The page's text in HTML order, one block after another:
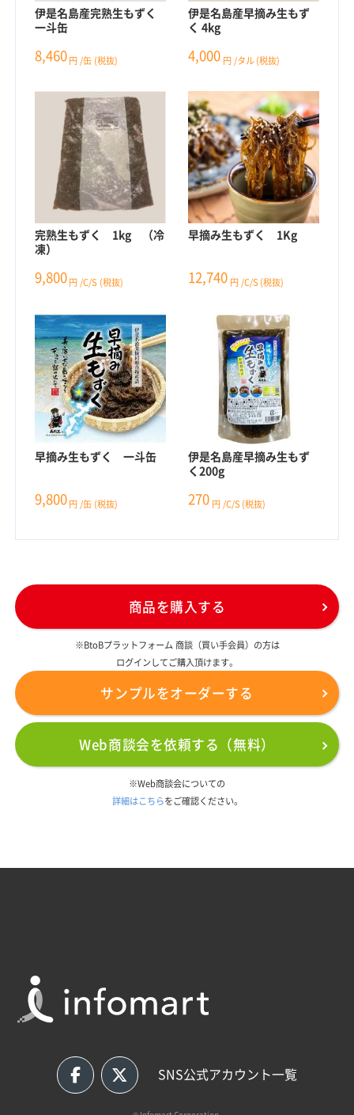
伊是名島産完熟生もずく
一斗缶
8,460 円 /缶 (税抜)
伊是名島産早摘み生もず
く 4kg
4,000 円 /タル (税抜)
完熟生もずく 1kg （冷
凍）
9,800 円 /C/S (税抜)
早摘み生もずく 1Kg
12,740 円 /C/S (税抜)
早摘み生もずく 一斗缶
9,800 円 /缶 (税抜)
伊是名島産早摘み生もず
く200g
270 円 /C/S (税抜)
商品を購入する
※BtoBプラットフォーム 商談（買い手会員）の方は
ログインしてご購入頂けます。
サンプルをオーダーする
Web商談会を依頼する（無料）
※Web商談会についての
詳細はこちらをご確認ください。
SNS公式アカウント一覧